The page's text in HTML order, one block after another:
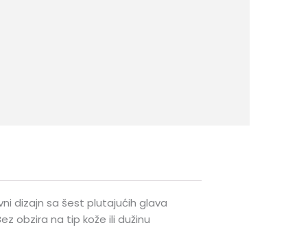
dizajn sa šest plutajućih glava
obzira na tip kože ili dužinu